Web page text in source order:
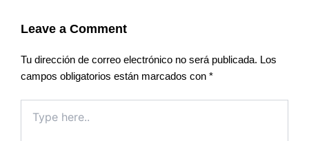
Leave a Comment
Tu dirección de correo electrónico no será publicada. Los
campos obligatorios están marcados con *
here..